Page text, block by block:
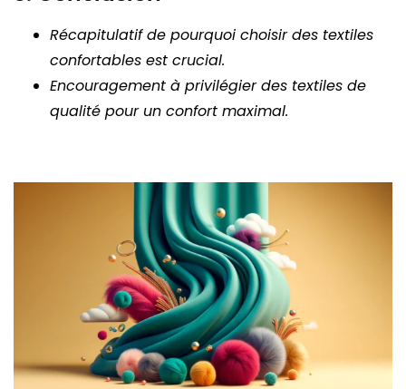
Récapitulatif de pourquoi choisir des textiles
confortables est crucial.
Encouragement à privilégier des textiles de
qualité pour un confort maximal.